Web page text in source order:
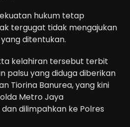
hukum tetap
tergugat tidak mengajukan
ditentukan.
kelahiran tersebut terbit
palsu yang diduga diberikan
Tiorina Banurea, yang kini
Metro Jaya
dilimpahkan ke Polres